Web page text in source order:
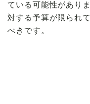
ている可能性があり
対する予算が限られ
べきです。